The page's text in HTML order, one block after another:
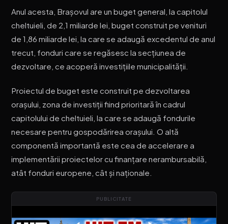
Anul acesta, Brașovul are un buget general, la capitolul
cheltuieli, de 2,1 miliarde lei, buget construit pe venituri
de 1,86 miliarde lei, la care se adaugă excedentul de anul
trecut, fonduri care se regăsesc la secțiunea de
dezvoltare, ce acoperă investițiile municipalității.
Proiectul de buget este construit pe dezvoltarea
orașului, zona de investiții fiind prioritară în cadrul
capitolului de cheltuieli, la care se adaugă fondurile
necesare pentru gospodărirea orașului. O altă
componentă importantă este cea de accelerare a
implementării proiectelor cu finanțare nerambursabilă,
atât fonduri europene, cât și naționale.
PUBLICITATE